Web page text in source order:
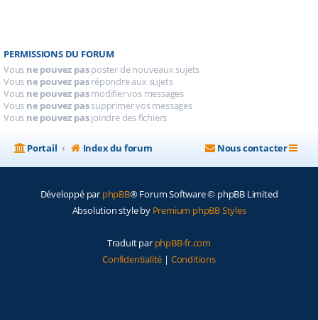
PERMISSIONS DU FORUM
Vous ne pouvez pasposter de nouveaux sujets
Vous ne pouvez pasrépondre aux sujets
Vous ne pouvez pasmodifier vos messages
Vous ne pouvez passupprimer vos messages
Vous ne pouvez pasjoindre des fichiers
Portail Index du forum Nous contacter
Développé par phpBB® Forum Software © phpBB Limited
Absolution style by Premium phpBB Styles
Traduit par phpBB-fr.com
Confidentialité | Conditions